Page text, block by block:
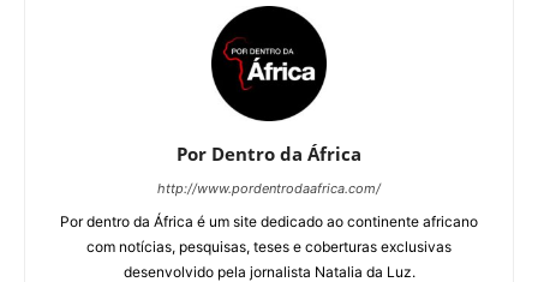
Por Dentro da África
http://www.pordentrodaafrica.com/
Por dentro da África é um site dedicado ao continente africano
com notícias, pesquisas, teses e coberturas exclusivas
desenvolvido pela jornalista Natalia da Luz.